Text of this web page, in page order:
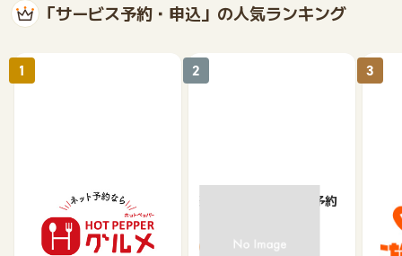
「サービス予約・申込」の人気ランキング
【ホットペッパーグル
メ】レストラン予約
85
1
楽天ぐるなびネット予約
80
2 3